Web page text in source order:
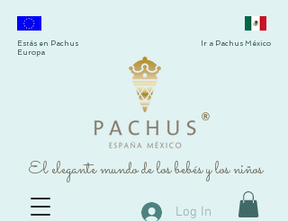
®
El elegante mundo de los bebés y los niños
Estás en Pachus
Europa
Ir a Pachus México
Log In